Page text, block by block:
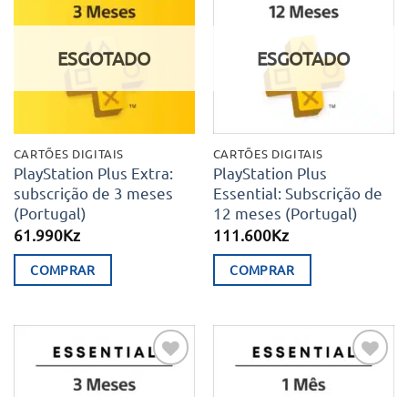
Adicionar
aos meus
ESGOTADO
CARTÕES DIGITAIS
PlayStation Plus Extra:
subscrição de 3 meses
(Portugal)
61.990Kz
COMPRAR
Adicionar
ESGOTADO
CARTÕES DIGITAIS
PlayStation Plus
Essential: Subscrição de
12 meses (Portugal)
111.600Kz
COMPRAR
Adicionar
Adicionar